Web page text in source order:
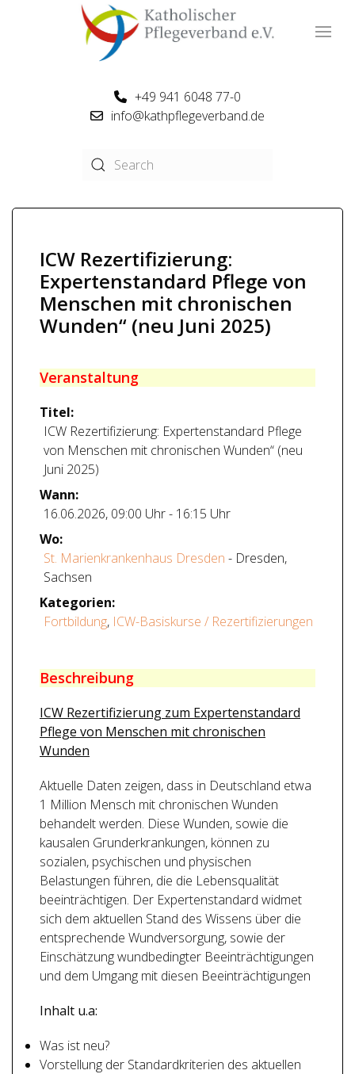
+49 941 6048 77-0
info@kathpflegeverband.de
ICW Rezertifizierung:
Expertenstandard Pflege von
Menschen mit chronischen
Wunden“ (neu Juni 2025)
Veranstaltung
Titel:
ICW Rezertifizierung: Expertenstandard Pflege
von Menschen mit chronischen Wunden“ (neu
Juni 2025)
Wann:
16.06.2026, 09:00 Uhr- 16:15 Uhr
Wo:
St. Marienkrankenhaus Dresden - Dresden,
Sachsen
Kategorien:
Fortbildung, ICW-Basiskurse / Rezertifizierungen
Beschreibung
ICW Rezertifizierung zum Expertenstandard
Pflege von Menschen mit chronischen
Wunden
Aktuelle Daten zeigen, dass in Deutschland etwa
1 Million Mensch mit chronischen Wunden
behandelt werden. Diese Wunden, sowie die
kausalen Grunderkrankungen, können zu
sozialen, psychischen und physischen
Belastungen führen, die die Lebensqualität
beeinträchtigen. Der Expertenstandard widmet
sich dem aktuellen Stand des Wissens über die
entsprechende Wundversorgung, sowie der
Einschätzung wundbedingter Beeinträchtigungen
und dem Umgang mit diesen Beeinträchtigungen
Inhalt u.a:
Was ist neu?
Vorstellung der Standardkriterien des aktuellen